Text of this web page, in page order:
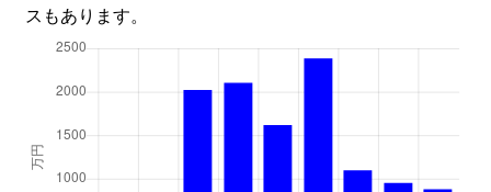
スもあります。